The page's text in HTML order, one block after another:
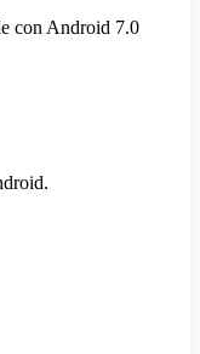
con Android 7.0